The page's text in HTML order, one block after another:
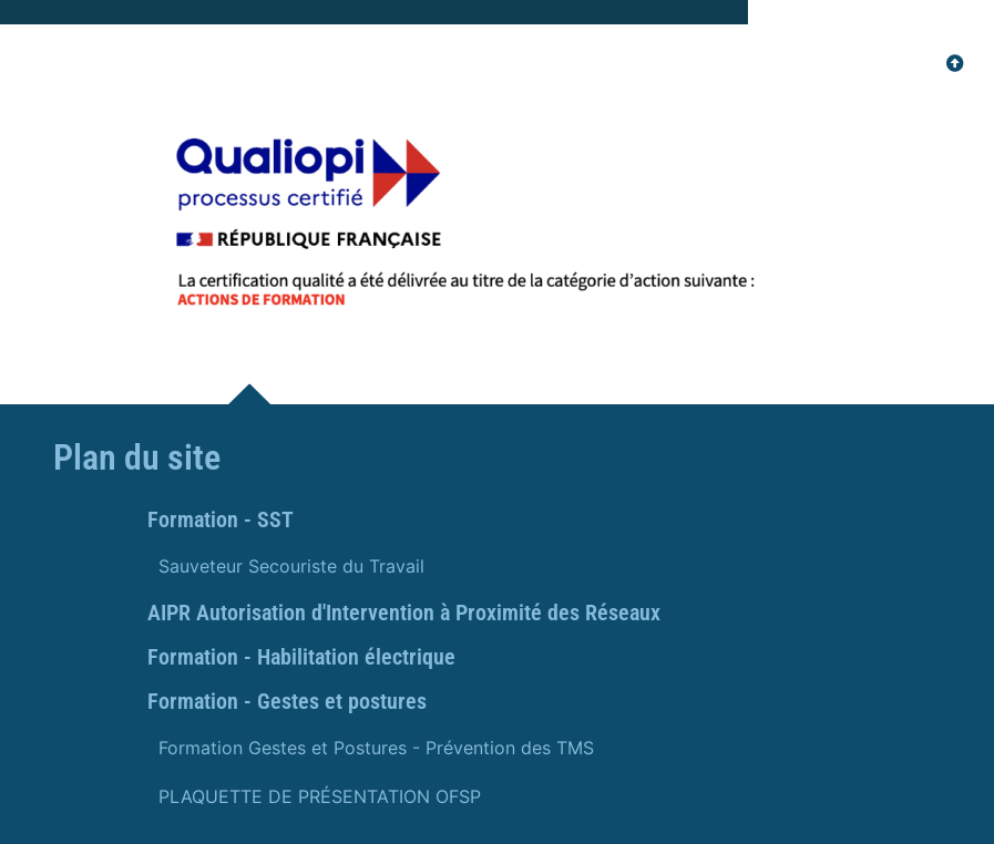
Plan du site
Formation - SST
Sauveteur Secouriste du Travail
AIPR Autorisation d'Intervention à Proximité des Réseaux
Formation - Habilitation électrique
Formation - Gestes et postures
Formation Gestes et Postures - Prévention des TMS
PLAQUETTE DE PRÉSENTATION OFSP